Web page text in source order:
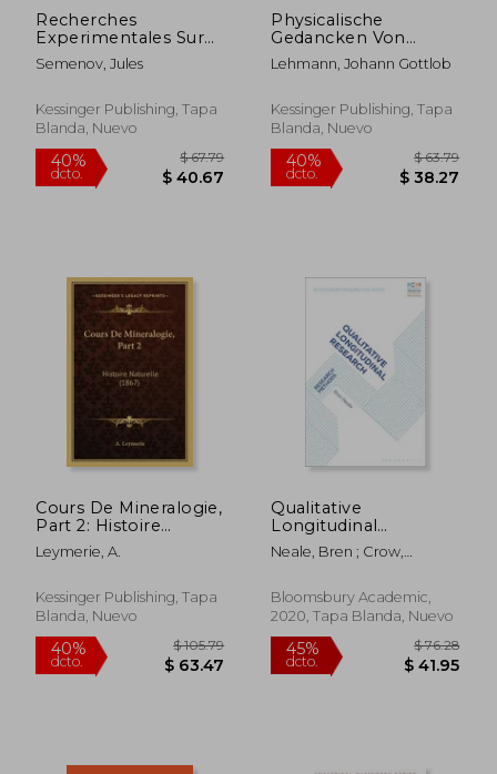
40%
dcto. $ 240.83
45%
dcto. $
Recherches
Experimentales Sur
L'Etincelle Electrique:
Propositions
Faculte (1904) (en
Francés)
Semenov, Jules
Kessinger Publishing, Tapa
Blanda, Nuevo
Physicalische
Gedancken Von
Denen Ursachen
Derer Erdbeben Und
Fortpflantzung Unter
Der Erden (1757) (en
Lehmann, Johann Gottlob
Kessinger Publishing, Tapa
Blanda, Nuevo
Cours De Mineralogie,
Part 2: Histoire
Naturelle (1867) (en
Francés)
Leymerie, A.
Kessinger Publishing, Tapa
Blanda, Nuevo
Qualitative
Longitudinal
Research: Research
Methods (en Inglés)
Neale, Bren ; Crow,
Bloomsbury Academic,
2020, Tapa Blanda, Nuevo